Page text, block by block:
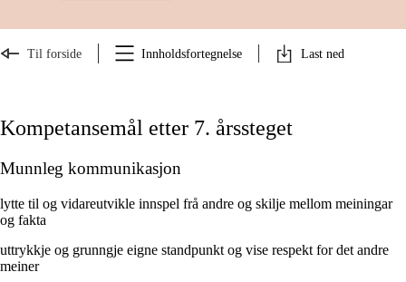
Til forside Innholdsfortegnelse Last ned
Kompetansemål etter 7. årssteget
Munnleg kommunikasjon
lytte til og vidareutvikle innspel frå andre og skilje mellom meiningar
og fakta
uttrykkje og grunngje eigne standpunkt og vise respekt for det andre
meiner